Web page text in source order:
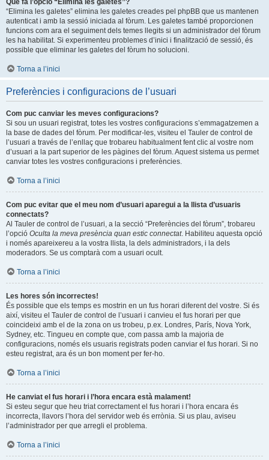
Què fa l’opció “Elimina les galetes”?
“Elimina les galetes” elimina les galetes creades pel phpBB que us mantenen
autenticat i amb la sessió iniciada al fòrum. Les galetes també proporcionen
funcions com ara el seguiment dels temes llegits si un administrador del fòrum
les ha habilitat. Si experimenteu problemes d’inici i finalització de sessió, és
possible que eliminar les galetes del fòrum ho solucioni.
Torna a l’inici
Preferències i configuracions de l’usuari
Com puc canviar les meves configuracions?
Si sou un usuari registrat, totes les vostres configuracions s’emmagatzemen a
la base de dades del fòrum. Per modificar-les, visiteu el Tauler de control de
l’usuari a través de l’enllaç que trobareu habitualment fent clic al vostre nom
d’usuari a la part superior de les pàgines del fòrum. Aquest sistema us permet
canviar totes les vostres configuracions i preferències.
Torna a l’inici
Com puc evitar que el meu nom d’usuari aparegui a la llista d’usuaris
connectats?
Al Tauler de control de l’usuari, a la secció “Preferències del fòrum”, trobareu
l’opció Oculta la meva presència quan estic connectat. Habiliteu aquesta opció
i només apareixereu a la vostra llista, la dels administradors, i la dels
moderadors. Se us comptarà com a usuari ocult.
Torna a l’inici
Les hores són incorrectes!
És possible que els temps es mostrin en un fus horari diferent del vostre. Si és
així, visiteu el Tauler de control de l’usuari i canvieu el fus horari per que
coincideixi amb el de la zona on us trobeu, p.ex. Londres, París, Nova York,
Sydney, etc. Tingueu en compte que, com passa amb la majoria de
configuracions, només els usuaris registrats poden canviar el fus horari. Si no
esteu registrat, ara és un bon moment per fer-ho.
Torna a l’inici
He canviat el fus horari i l’hora encara està malament!
Si esteu segur que heu triat correctament el fus horari i l’hora encara és
incorrecta, llavors l’hora del servidor web és errònia. Si us plau, aviseu
l’administrador per que arregli el problema.
Torna a l’inici